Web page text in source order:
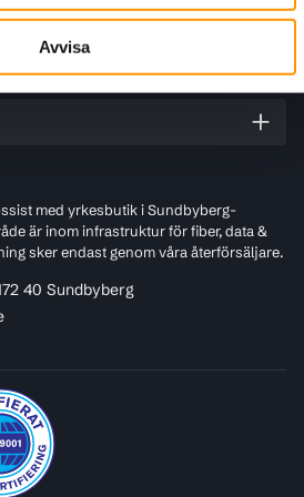
Avvisa
med yrkesbutik i Sundbyberg-
är inom infrastruktur för fiber, data &
sker endast genom våra återförsäljare.
40 Sundbyberg